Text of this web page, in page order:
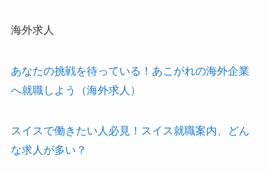
海外求人
あなたの挑戦を待っている！あこがれの海外企業
へ就職しよう（海外求人）
スイスで働きたい人必見！スイス就職案内、どん
な求人が多い？